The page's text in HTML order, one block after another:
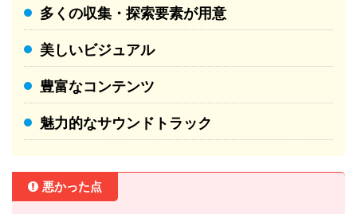
多くの収集・探索要素が用意
美しいビジュアル
豊富なコンテンツ
魅力的なサウンドトラック
悪かった点